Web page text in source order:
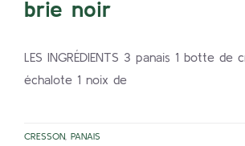
brie noir
LES INGRÉDIENTS 3 panais 1 botte de
échalote 1 noix de
CRESSON PANAIS